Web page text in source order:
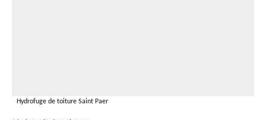
Hydrofuge de toiture Saint Paer